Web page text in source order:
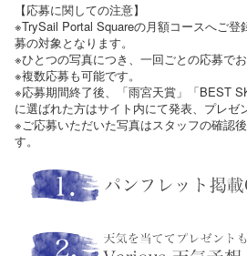
【応募に関しての注意】
※TrySail Portal Squareの月額コースへご登
募の対象となります。
※ひとつの写真につき、一回ごとの応募でお
※複数応募も可能です。
※応募期間終了後、「雨宮天賞」「BEST
に選ばれた方はサイト内にて発表、プレゼ
※ご応募いただいた写真はスタッフの確認
す。